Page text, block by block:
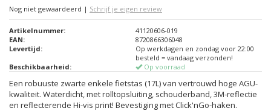
Nog niet gewaardeerd | Schrijf je eigen review
Artikelnummer:
41120606-019
EAN:
8720866306048
Levertijd:
Op werkdagen en zondag voor 22:00
besteld = vandaag verzonden!
Beschikbaarheid:
Op voorraad
Een robuuste zwarte enkele fietstas (17L) van vertrouwd hoge AGU-
kwaliteit. Waterdicht, met rolltopsluiting, schouderband, 3M-reflectie
en reflecterende Hi-vis print! Bevestiging met Click'nGo-haken.